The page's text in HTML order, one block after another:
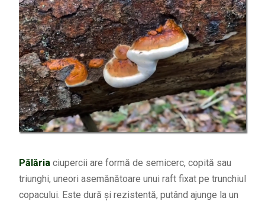
Pălăria ciupercii are formă de semicerc, copită sau
triunghi, uneori asemănătoare unui raft fixat pe trunchiul
copacului. Este dură și rezistentă, putând ajunge la un